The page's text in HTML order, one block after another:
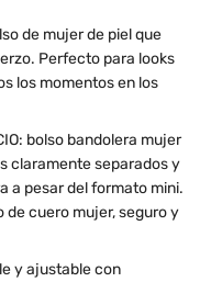
de mujer de piel que
Perfecto para looks
los momentos en los
bolso bandolera mujer
claramente separados y
a pesar del formato mini.
de cuero mujer, seguro y
y ajustable con